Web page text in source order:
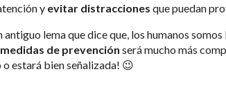
y evitar distracciones que puedan
antiguo lema que dice que, los humanos
medidas de prevención será mucho más
estará bien señalizada! 😉